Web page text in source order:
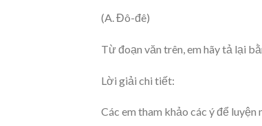
(A. Đô-đê)
Từ đoạn văn trên, em hãy tả lại
Lời giải chi tiết:
Các em tham khảo các ý để luyện